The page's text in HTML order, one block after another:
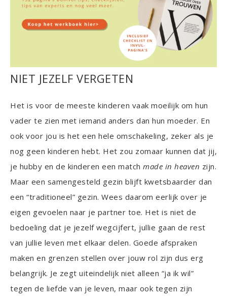
NIET JEZELF VERGETEN
Het is voor de meeste kinderen vaak moeilijk om hun
vader te zien met iemand anders dan hun moeder. En
ook voor jou is het een hele omschakeling, zeker als je
nog geen kinderen hebt. Het zou zomaar kunnen dat jij,
je hubby en de kinderen een match made in heaven zijn.
Maar een samengesteld gezin blijft kwetsbaarder dan
een “traditioneel” gezin. Wees daarom eerlijk over je
eigen gevoelen naar je partner toe. Het is niet de
bedoeling dat je jezelf wegcijfert, jullie gaan de rest
van jullie leven met elkaar delen. Goede afspraken
maken en grenzen stellen over jouw rol zijn dus erg
belangrijk. Je zegt uiteindelijk niet alleen “ja ik wil”
tegen de liefde van je leven, maar ook tegen zijn